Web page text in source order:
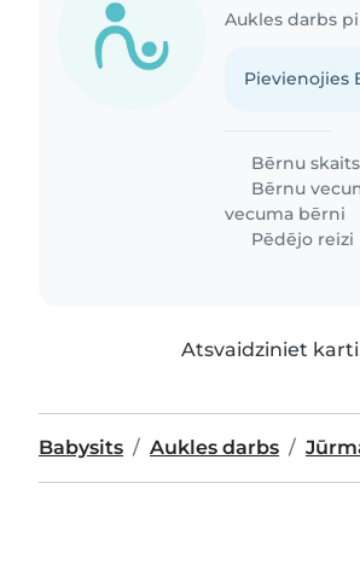
Aukles darbs
Pievienojies
Bērnu
Bērnu
vecuma bērni
Pēdējo
Atsvaidziniet
Babysits Aukles darbs